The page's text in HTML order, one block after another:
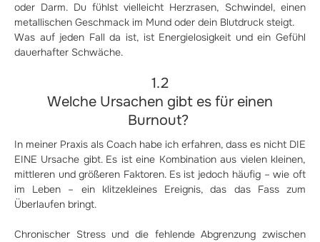
oder Darm. Du fühlst vielleicht Herzrasen, Schwindel, einen
metallischen Geschmack im Mund oder dein Blutdruck steigt.
Was auf jeden Fall da ist, ist Energielosigkeit und ein Gefühl
dauerhafter Schwäche.
1.2
Welche Ursachen gibt es für einen
Burnout?
In meiner Praxis als Coach habe ich erfahren, dass es nicht DIE
EINE Ursache gibt. Es ist eine Kombination aus vielen kleinen,
mittleren und größeren Faktoren. Es ist jedoch häufig – wie oft
im Leben – ein klitzekleines Ereignis, das das Fass zum
Überlaufen bringt.
Chronischer Stress und die fehlende Abgrenzung zwischen